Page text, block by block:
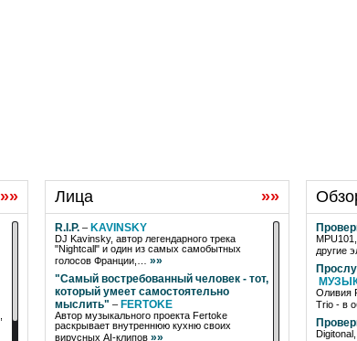
»» Лица »»
R.I.P. – KAVINSKY
DJ Kavinsky, автор легендарного трека
"Nightcall" и один из самых самобытных
голосов Франции,… »»
"Самый востребованный человек - тот,
который умеет самостоятельно
мыслить" – FERTOKE
Автор музыкального проекта Fertoke
раскрывает внутреннюю кухню своих
вирусных AI-клипов »»
другие
Оливия
Trio - в